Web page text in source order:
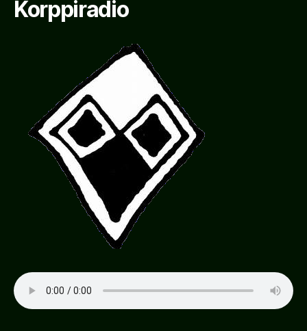
Korppiradio